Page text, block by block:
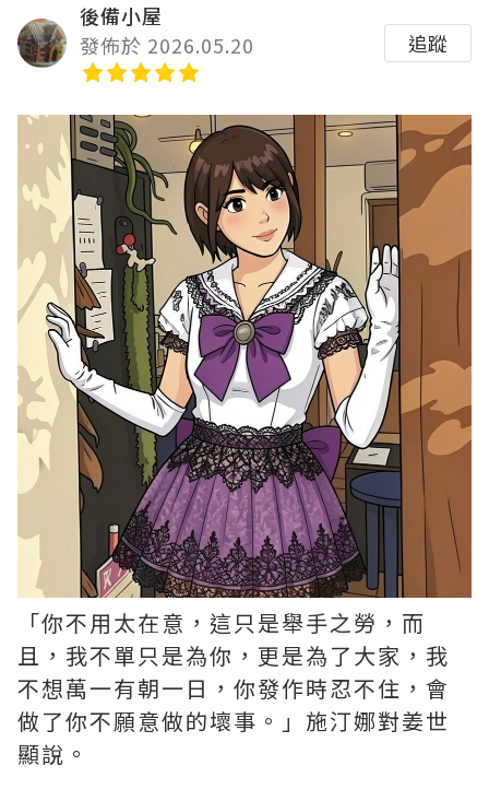
後備小屋
發佈於 2026.05.20
追蹤
「你不用太在意，這只是舉手之勞，而
且，我不單只是為你，更是為了大家，我
不想萬一有朝一日，你發作時忍不住，會
做了你不願意做的壞事。」施汀娜對姜世
顯說。